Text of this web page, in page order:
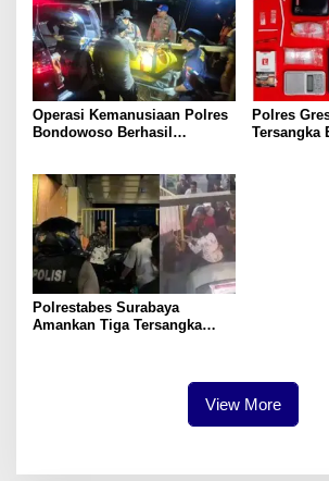
Operasi Kemanusiaan Polres
Bondowoso Berhasil
Polres
Tersangka
Polrestabes Surabaya
Amankan Tiga Tersangka
View More